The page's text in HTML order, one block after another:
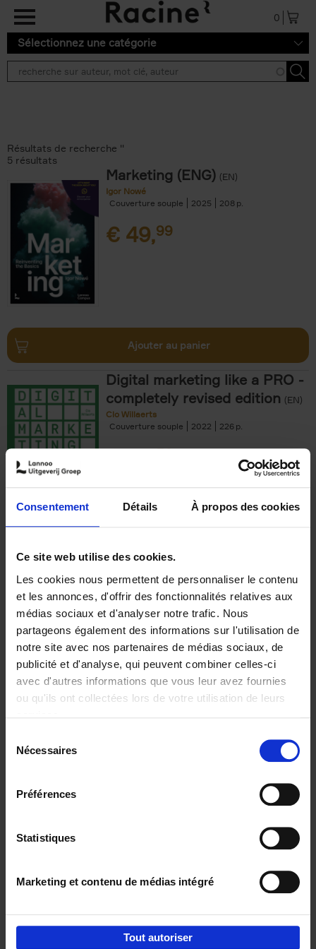
Consentement Détails À propos des cookies
Ce site web utilise des cookies.
Les cookies nous permettent de personnaliser le contenu
et les annonces, d'offrir des fonctionnalités relatives aux
médias sociaux et d'analyser notre trafic. Nous
partageons également des informations sur l'utilisation de
notre site avec nos partenaires de médias sociaux, de
publicité et d'analyse, qui peuvent combiner celles-ci
avec d'autres informations que vous leur avez fournies
ou qu'ils ont collectées lors de votre utilisation de leurs
Nécessaires
Préférences
Statistiques
Marketing et contenu de médias intégré
Tout autoriser
Aller au contenu principal
0
Sélectionnez une catégorie
Résultats de recherche ''
5 résultats
Marketing (ENG) (EN)
Igor Nowé
Couverture souple
2025 208
€ 49,99
Ajouter au panier
Digital marketing like a PRO -
completely revised edition (EN)
Clo Willaerts
Couverture souple
2022 226
€35,50
The Offer You Can't
Refuse
Steven Van Belleghem
Couverture souple
2020 256
€37,50
Building Bonds = Building